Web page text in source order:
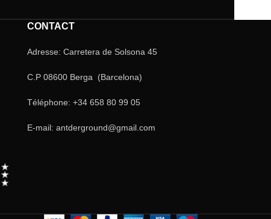
CONTACT
Adresse: Carretera de Solsona 45
C.P 08600 Berga (Barcelona)
Téléphone: +34 658 80 99 05
E-mail: antderground@gmail.com